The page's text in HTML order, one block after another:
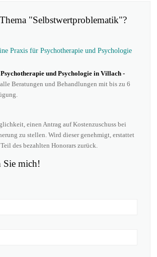
"Selbstwertproblematik"?
Praxis für Psychotherapie und Psychologie
und Psychologie in Villach -
Beratungen und Behandlungen mit bis zu 6
einen Antrag auf Kostenzuschuss bei
zu stellen. Wird dieser genehmigt, erstattet
des bezahlten Honorars zurück.
Sie mich!